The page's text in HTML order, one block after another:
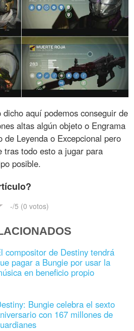
aquí podemos conseguir de
altas algún objeto o Engrama
de Leyenda o Excepcional pero
tras todo esto a jugar para
posible.
-/5 (0 votos)
compositor de Destiny tendrá
pagar a Bungie por usar la
en beneficio propio
Bungie celebra el sexto
con 167 millones de